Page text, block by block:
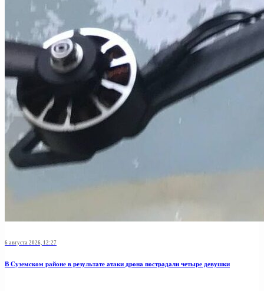
6 августа 2026, 12:27
В Суземском районе в результате атаки дрона пострадали четыре девушки